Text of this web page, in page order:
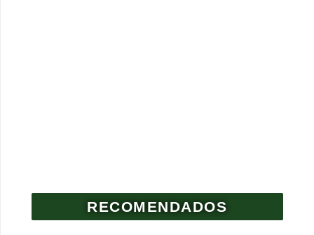
RECOMENDADOS